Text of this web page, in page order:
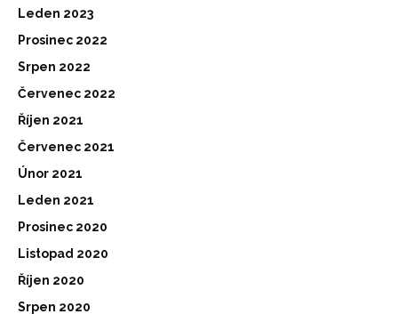
Leden 2023
Prosinec 2022
Srpen 2022
Červenec 2022
Říjen 2021
Červenec 2021
Únor 2021
Leden 2021
Prosinec 2020
Listopad 2020
Říjen 2020
Srpen 2020